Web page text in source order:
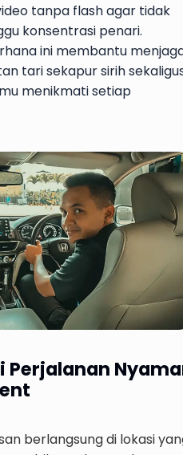
tanpa flash agar tidak
konsentrasi penari.
ini membantu
tari sekapur sirih
menikmati setiap
Perjalanan
berlangsung di lokasi